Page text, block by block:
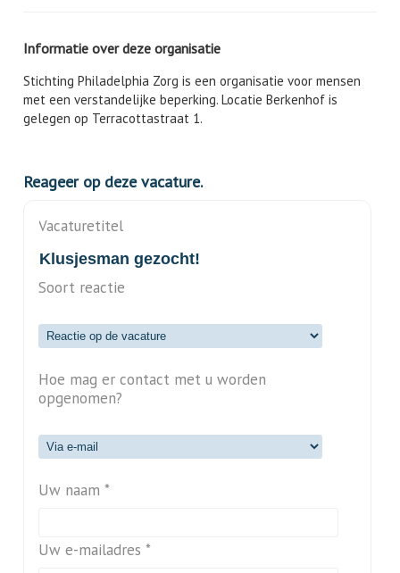
Informatie over deze organisatie
Stichting Philadelphia Zorg is een organisatie voor mensen
met een verstandelijke beperking. Locatie Berkenhof is
gelegen op Terracottastraat 1.
Reageer op deze vacature.
Vacaturetitel
Soort reactie
Hoe mag er contact met u worden
opgenomen?
Uw naam *
Uw e-mailadres *